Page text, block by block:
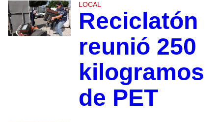
LOCAL
Reciclatón
reunió 250
kilogramos
de PET